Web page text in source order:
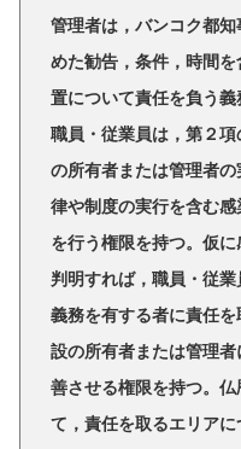
管理者は，バンコク都
めた勧告，条件，時間
置について責任を負う義
職員・従業員は，第２
の所有者または管理者
律や制度の実行を含む
を行う権限を持つ。仮
判明すれば，職員・従
義務を有する者に責任
設の所有者または管理
善させる権限を持つ。
て，責任を取るエリア